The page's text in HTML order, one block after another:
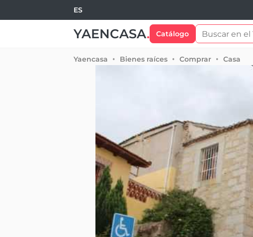
ES
YAENCASA. Catálogo
Yaencasa Bienes raíces Comprar Casa